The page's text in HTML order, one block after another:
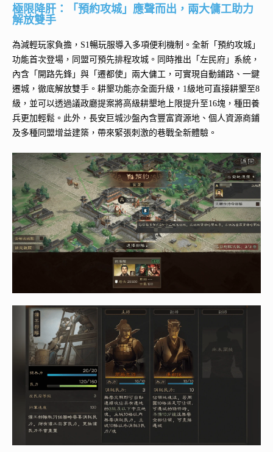
極限降肝：「預約攻城」應聲而出，兩大傭工助力
解放雙手
為減輕玩家負擔，S1暢玩服導入多項便利機制。全新「預約攻城」
功能首次登場，同盟可預先排程攻城。同時推出「左民府」系統，
內含「開路先鋒」與「遷都使」兩大傭工，可實現自動鋪路、一鍵
遷城，徹底解放雙手。耕墾功能亦全面升級，1級地可直接耕墾至8
級，並可以透過議政廳提案將高級耕墾地上限提升至16塊，種田養
兵更加輕鬆。此外，長安巨城沙盤內含豐富資源地、個人資源商鋪
及多種同盟增益建築，帶來緊張刺激的巷戰全新體驗。